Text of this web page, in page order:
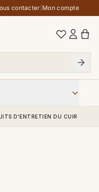
contacter Mon compte
D'ENTRETIEN DU CUIR